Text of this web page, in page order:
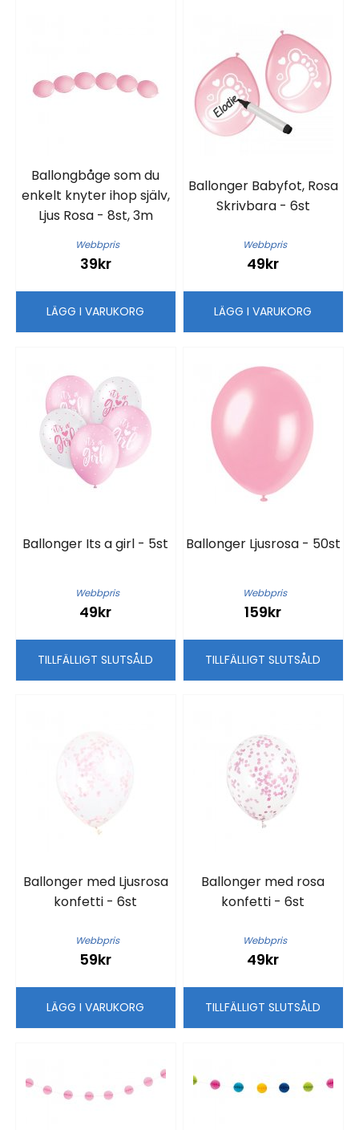
Ballongbåge som du
enkelt knyter ihop själv,
Ljus Rosa - 8st, 3m
Webbpris
39kr
LÄGG I VARUKORG
Ballonger Babyfot, Rosa
Skrivbara - 6st
Webbpris
49kr
LÄGG I VARUKORG
Ballonger Its a girl - 5st
Webbpris
49kr
TILLFÄLLIGT SLUTSÅLD
Ballonger Ljusrosa - 50st
Webbpris
159kr
TILLFÄLLIGT SLUTSÅLD
Ballonger med Ljusrosa
konfetti - 6st
Webbpris
59kr
LÄGG I VARUKORG
Ballonger med rosa
konfetti - 6st
Webbpris
49kr
TILLFÄLLIGT SLUTSÅLD